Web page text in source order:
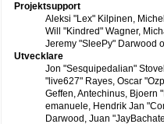
Projektsupport
Aleksi "Lex" Kilpinen,
Will "Kindred" Wagner,
Jeremy "SleePy" Darwood
Utvecklare
Jon "Sesquipedalian"
"live627" Rayes, Oscar
Geffen, Antechinus, Bjoern
emanuele, Hendrik Jan
Darwood, Juan